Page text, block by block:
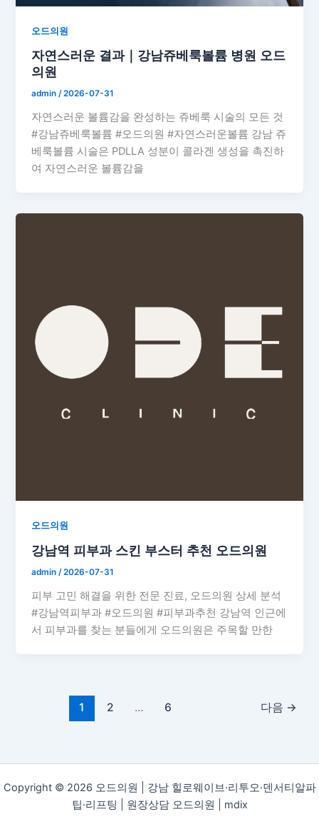
오드의원
자연스러운 결과｜강남쥬베룩볼륨 병원 오드
의원
admin/2026-07-31
자연스러운 볼륨감을 완성하는 쥬베룩 시술의 모든 것
#강남쥬베룩볼륨 #오드의원 #자연스러운볼륨 강남 쥬
베룩볼륨 시술은 PDLLA 성분이 콜라겐 생성을 촉진하
여 자연스러운 볼륨감을
오드의원
강남역 피부과 스킨 부스터 추천 오드의원
admin/2026-07-31
피부 고민 해결을 위한 전문 진료, 오드의원 상세 분석
#강남역피부과 #오드의원 #피부과추천 강남역 인근에
서 피부과를 찾는 분들에게 오드의원은 주목할 만한
1 2 … 6 다음 →
Copyright © 2026 오드의원 | 강남 힐로웨이브·리투오·덴서티알파
팁·리프팅 | 원장상담 오드의원 | mdix